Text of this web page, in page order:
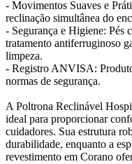
- Movimentos Suaves e
reclinação simultânea do
- Segurança e Higiene: Pés
tratamento antiferruginoso
limpeza.
- Registro ANVISA:
normas de segurança.
A Poltrona Reclinável
ideal para proporcionar
cuidadores. Sua estrutura
durabilidade, enquanto a
revestimento em Corano